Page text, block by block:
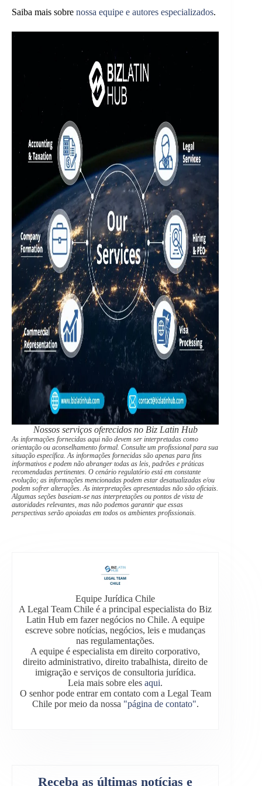
Saiba mais sobre nossa equipe e autores especializados.
Nossos serviços oferecidos no Biz Latin Hub
As informações fornecidas aqui não devem ser interpretadas como
orientação ou aconselhamento formal. Consulte um profissional para sua
situação específica. As informações fornecidas são apenas para fins
informativos e podem não abranger todas as leis, padrões e práticas
recomendadas pertinentes. O cenário regulatório está em constante
evolução; as informações mencionadas podem estar desatualizadas e/ou
podem sofrer alterações. As interpretações apresentadas não são oficiais.
Algumas seções baseiam-se nas interpretações ou pontos de vista de
autoridades relevantes, mas não podemos garantir que essas
perspectivas serão apoiadas em todos os ambientes profissionais.
Equipe Jurídica Chile
A Legal Team Chile é a principal especialista do Biz
Latin Hub em fazer negócios no Chile. A equipe
escreve sobre notícias, negócios, leis e mudanças
nas regulamentações.
A equipe é especialista em direito corporativo,
direito administrativo, direito trabalhista, direito de
imigração e serviços de consultoria jurídica.
Leia mais sobre elesaqui.
O senhor pode entrar em contato com a Legal Team
Chile por meio da nossa "página de contato".
Receba as últimas notícias e